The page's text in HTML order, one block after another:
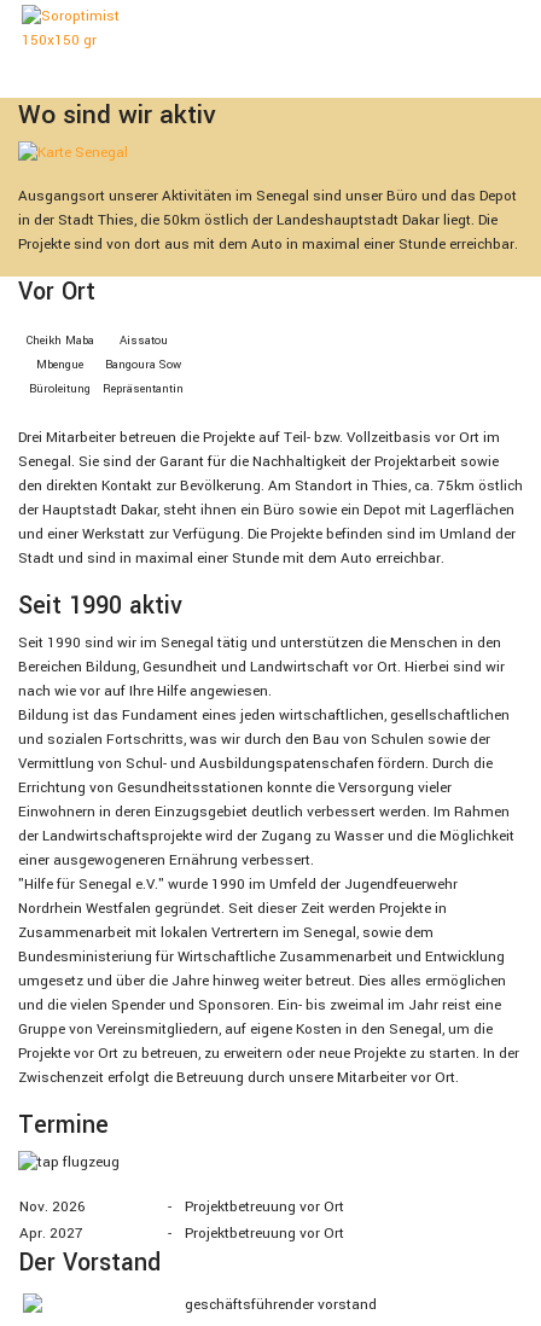
Wo sind wir aktiv
Ausgangsort unserer Aktivitäten im Senegal sind unser Büro und das Depot
in der Stadt Thies, die 50km östlich der Landeshauptstadt Dakar liegt. Die
Projekte sind von dort aus mit dem Auto in maximal einer Stunde erreichbar.
Vor Ort
Cheikh Maba
Mbengue
Bürolei­tung
Aissatou
Bangoura Sow
Repräsen­tan­tin
Drei Mitarbeiter betreuen die Projekte auf Teil- bzw. Vollzeitbasis vor Ort im
Senegal. Sie sind der Garant für die Nachhaltigkeit der Projektarbeit sowie
den direkten Kontakt zur Bevölkerung. Am Standort in Thies, ca. 75km östlich
der Hauptstadt Dakar, steht ihnen ein Büro sowie ein Depot mit Lagerflächen
und einer Werkstatt zur Verfügung. Die Projekte befinden sind im Umland der
Stadt und sind in maximal einer Stunde mit dem Auto erreichbar.
Seit 1990 aktiv
Seit 1990 sind wir im Senegal tätig und unterstützen die Menschen in den
Bereichen Bildung, Gesundheit und Landwirtschaft vor Ort. Hierbei sind wir
nach wie vor auf Ihre Hilfe angewiesen.
Bildung ist das Fundament eines jeden wirtschaftlichen, gesellschaftlichen
und sozialen Fortschritts, was wir durch den Bau von Schulen sowie der
Vermittlung von Schul- und Ausbildungspatenschafen fördern. Durch die
Errichtung von Gesundheitsstationen konnte die Versorgung vieler
Einwohnern in deren Einzugsgebiet deutlich verbessert werden. Im Rahmen
der Landwirtschaftsprojekte wird der Zugang zu Wasser und die Möglichkeit
einer ausgewogeneren Ernährung verbessert.
"Hilfe für Senegal e.V." wurde 1990 im Umfeld der Jugendfeuerwehr
Nordrhein Westfalen gegründet. Seit dieser Zeit werden Projekte in
Zusammenarbeit mit lokalen Vertrertern im Senegal, sowie dem
Bundesministeriung für Wirtschaftliche Zusammenarbeit und Entwicklung
umgesetz und über die Jahre hinweg weiter betreut. Dies alles ermöglichen
und die vielen Spender und Sponsoren. Ein- bis zweimal im Jahr reist eine
Gruppe von Vereinsmitgliedern, auf eigene Kosten in den Senegal, um die
Projekte vor Ort zu betreuen, zu erweitern oder neue Projekte zu starten. In der
Zwischenzeit erfolgt die Betreuung durch unsere Mitarbeiter vor Ort.
Termine
Nov. 2026 -
Projektbetreuung vor Ort
Apr. 2027
- Projektbetreuung vor Ort
Der Vorstand